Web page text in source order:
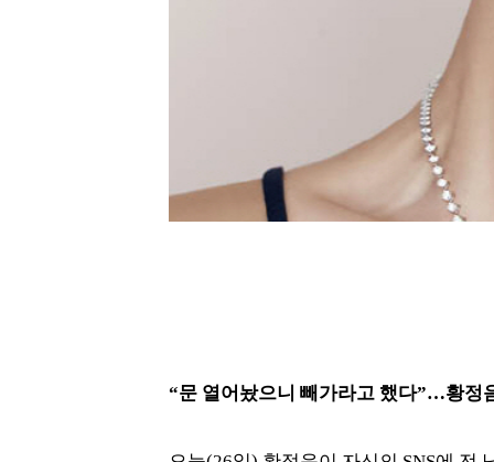
“문 열어놨으니 빼가라고 했다”…황정